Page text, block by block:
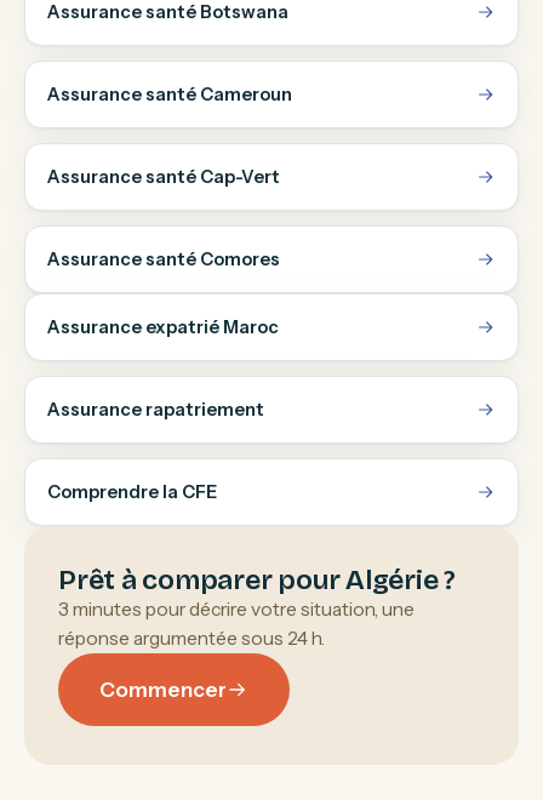
Assurance santé Botswana
Assurance santé Cameroun
Assurance santé Cap-Vert
Assurance santé Comores
Assurance expatrié Maroc
Assurance rapatriement
Comprendre la CFE
Prêt à comparer pour Algérie ?
3 minutes pour décrire votre situation, une
réponse argumentée sous 24 h.
Commencer